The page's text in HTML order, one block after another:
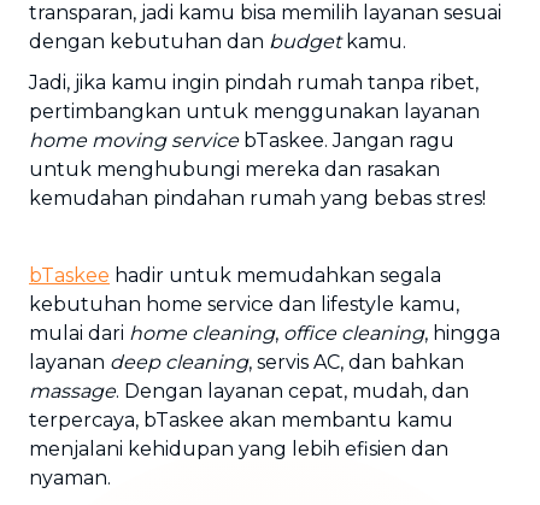
transparan, jadi kamu bisa memilih layanan sesuai
dengan kebutuhan dan budget kamu.
Jadi, jika kamu ingin pindah rumah tanpa ribet,
pertimbangkan untuk menggunakan layanan
home moving servicebTaskee. Jangan ragu
untuk menghubungi mereka dan rasakan
kemudahan pindahan rumah yang bebas stres!
bTaskee hadir untuk memudahkan segala
kebutuhan home service dan lifestyle kamu,
mulai dari home cleaning, office cleaning, hingga
layanan deep cleaning, servis AC, dan bahkan
massage. Dengan layanan cepat, mudah, dan
terpercaya, bTaskee akan membantu kamu
menjalani kehidupan yang lebih efisien dan
nyaman.